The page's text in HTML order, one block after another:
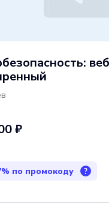
₽
по промокоду ?